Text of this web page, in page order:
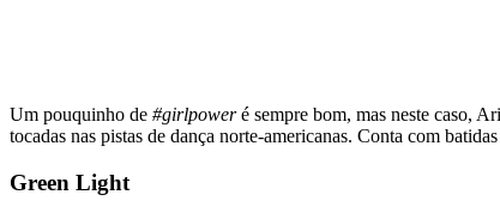
Um pouquinho de #girlpoweré sempre bom, mas neste caso,
tocadas nas pistas de dança norte-americanas. Conta com
Green Light